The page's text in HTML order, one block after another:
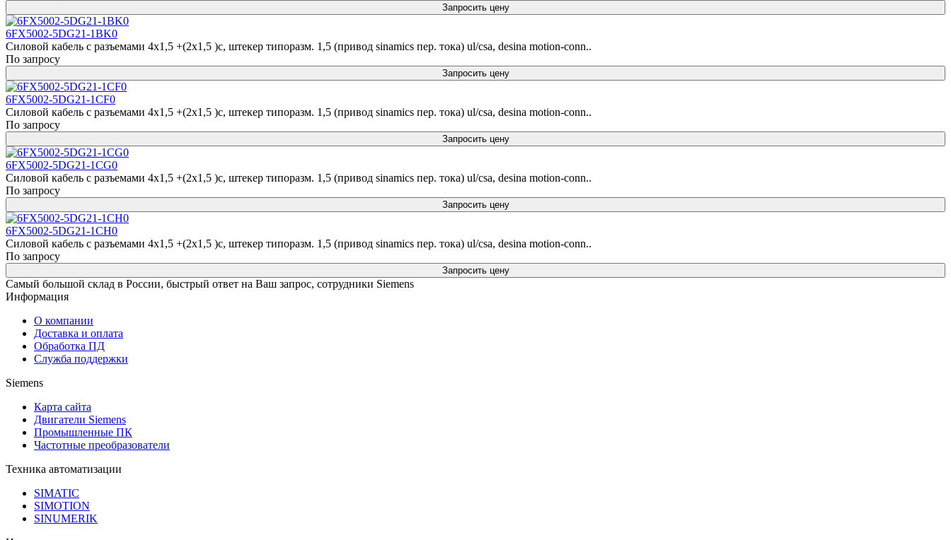
Запросить цену
6FX5002-5DG21-1BK0
Силовой кабель с разъемами 4x1,5 +(2x1,5 )c, штекер типоразм. 1,5 (привод sinamics пер. тока) ul/csa, desina motion-conn..
По запросу
Запросить цену
6FX5002-5DG21-1CF0
Силовой кабель с разъемами 4x1,5 +(2x1,5 )c, штекер типоразм. 1,5 (привод sinamics пер. тока) ul/csa, desina motion-conn..
По запросу
Запросить цену
6FX5002-5DG21-1CG0
Силовой кабель с разъемами 4x1,5 +(2x1,5 )c, штекер типоразм. 1,5 (привод sinamics пер. тока) ul/csa, desina motion-conn..
По запросу
Запросить цену
6FX5002-5DG21-1CH0
Силовой кабель с разъемами 4x1,5 +(2x1,5 )c, штекер типоразм. 1,5 (привод sinamics пер. тока) ul/csa, desina motion-conn..
По запросу
Запросить цену
Самый большой склад в России, быстрый ответ на Ваш запрос, сотрудники Siemens
Информация
О компании
Доставка и оплата
Обработка ПД
Служба поддержки
Siemens
Карта сайта
Двигатели Siemens
Промышленные ПК
Частотные преобразователи
Техника автоматизации
SIMATIC
SIMOTION
SINUMERIK